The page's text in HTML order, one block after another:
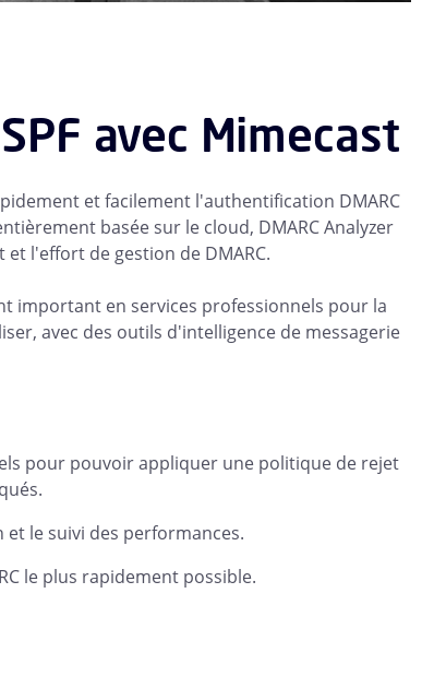
avec Mimecast
et facilement l'authentification DMARC
basée sur le cloud, DMARC Analyzer
l'effort de gestion de DMARC.
important en services professionnels pour la
avec des outils d'intelligence de messagerie
pour pouvoir appliquer une politique de rejet
le suivi des performances.
le plus rapidement possible.